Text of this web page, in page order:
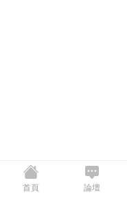
首頁 論壇